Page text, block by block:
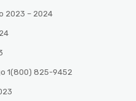
2023 – 2024
1(800) 825-9452